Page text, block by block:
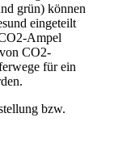
grün) können
eingeteilt
Ampel
CO2-
für ein
bzw.